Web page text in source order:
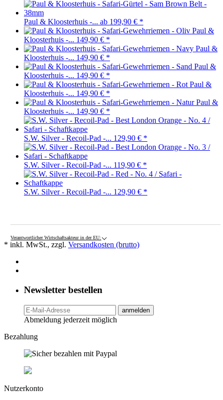
Paul & Kloosterhuis -... ab 199,90 € *
Paul &
Kloosterhuis -... 149,90 € *
Paul &
Kloosterhuis -... 149,90 € *
Paul &
Kloosterhuis -... 149,90 € *
Paul &
Kloosterhuis -... 149,90 € *
Paul &
Kloosterhuis -... 149,90 € *
S.W. Silver - Recoil-Pad -... 129,90 € *
S.W. Silver - Recoil-Pad -... 119,90 € *
S.W. Silver - Recoil-Pad -... 129,90 € *
Verantwortlicher Wirtschaftsakteur in der EU:
* inkl. MwSt., zzgl. Versandkosten (brutto)
Newsletter bestellen
anmelden
Abmeldung jederzeit möglich
Bezahlung
Nutzerkonto